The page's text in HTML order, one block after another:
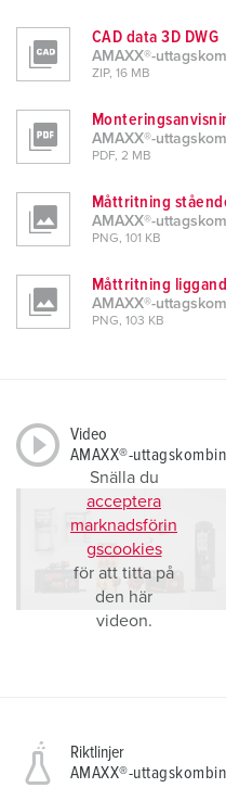
CAD data 3D DWG
AMAXX®-
ZIP, 16 MB
AMAXX®-
PDF, 2 MB
Måttritning
AMAXX®-
PNG, 101 KB
Måttritning
AMAXX®-
PNG, 103 KB
Video
AMAXX®-
Snälla du
acceptera
marknadsförin
gscookies
för att titta på
den här
videon.
Riktlinjer
AMAXX®-